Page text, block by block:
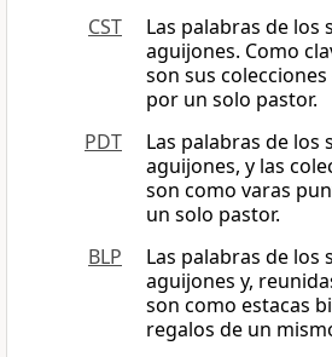
CST
Las palabras de los
aguijones. Como
son sus
por un solo pastor.
PDT
Las palabras de los
aguijones, y las
son como varas
un solo pastor.
BLP
Las palabras de los
aguijones y,
son como estacas
regalos de un